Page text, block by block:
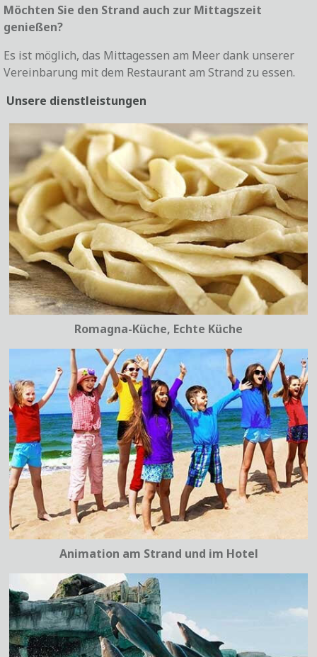
Möchten Sie den Strand auch zur Mittagszeit
genießen?
Es ist möglich, das Mittagessen am Meer dank unserer
Vereinbarung mit dem Restaurant am Strand zu essen.
Unsere dienstleistungen
Romagna-Küche, Echte Küche
Animation am Strand und im Hotel